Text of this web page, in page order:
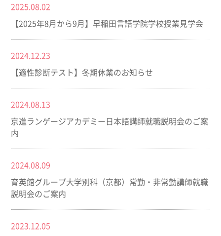
2025.08.02
【2025年8月から9月】早稲田言語学院学校授業見学会
2024.12.23
【適性診断テスト】冬期休業のお知らせ
2024.08.13
京進ランゲージアカデミー日本語講師就職説明会のご案
内
2024.08.09
育英館グループ大学別科（京都）常勤・非常勤講師就職
説明会のご案内
2023.12.05